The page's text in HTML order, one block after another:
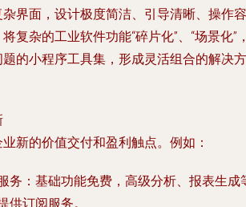
界面，设计极度简洁、引导清晰、操作容
复杂的工业软件功能“碎片化”、“场景化”
的小程序工具集，形成灵活组合的解决方
新的价值交付和盈利触点。例如：
务 ：基础功能免费，高级分析、报表生成
供订阅服务。